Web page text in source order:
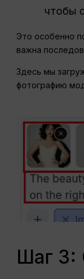
чтобы
Это особенно
важна
Здесь мы
фотографию
Шаг 3: